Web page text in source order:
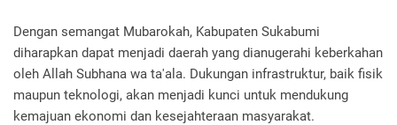
Dengan semangat Mubarokah, Kabupaten Sukabumi
diharapkan dapat menjadi daerah yang dianugerahi keberkahan
oleh Allah Subhana wa ta'ala. Dukungan infrastruktur, baik fisik
maupun teknologi, akan menjadi kunci untuk mendukung
kemajuan ekonomi dan kesejahteraan masyarakat.